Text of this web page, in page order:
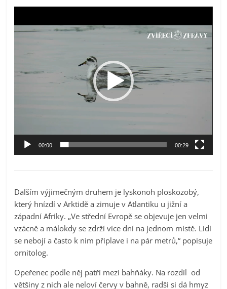
přehrávač
00:00 00:29
Dalším výjimečným druhem je lyskonoh ploskozobý,
který hnízdí v Arktidě a zimuje v Atlantiku u jižní a
západní Afriky. „Ve střední Evropě se objevuje jen velmi
vzácně a málokdy se zdrží více dní na jednom místě. Lidí
se nebojí a často k nim připlave i na pár metrů,“ popisuje
ornitolog.
Opeřenec podle něj patří mezi bahňáky. Na rozdíl od
většiny z nich ale neloví červy v bahně, radši si dá hmyz